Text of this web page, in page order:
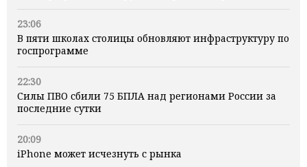
23:06
В пяти школах столицы обновляют инфраструктуру по
госпрограмме
22:30
Силы ПВО сбили 75 БПЛА над регионами России за
последние сутки
20:09
iPhone может исчезнуть с рынка